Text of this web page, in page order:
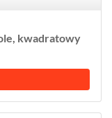
kwadratowy